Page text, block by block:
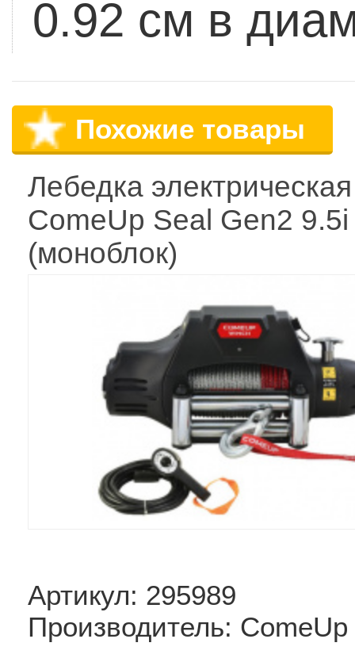
0.92 см в
Похожие товары
Лебедка
ComeUp Seal Gen2 9.5i
(моноблок)
Артикул: 295989
Производитель: ComeUp